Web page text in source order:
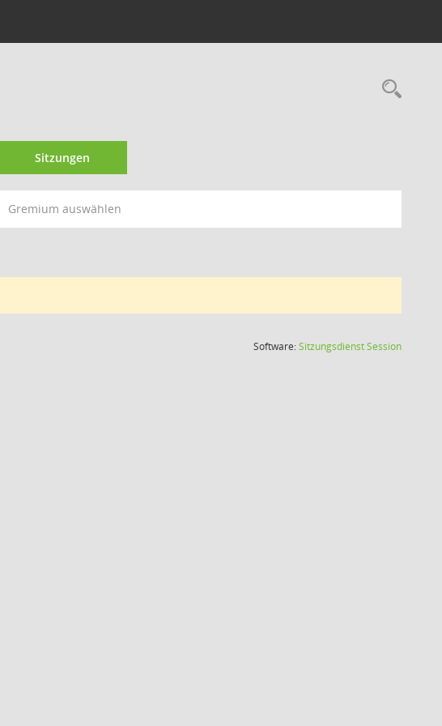
Sitzungen
Gremium auswählen
Software:SitzungsdienstSession(Wird in